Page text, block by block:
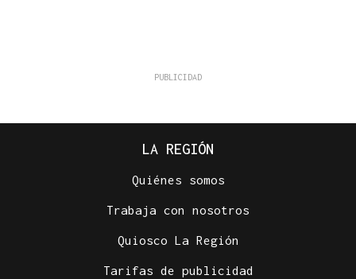
LA REGIÓN
Quiénes somos
Trabaja con nosotros
Quiosco La Región
Tarifas de publicidad